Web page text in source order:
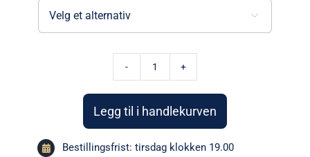

loff
|
Fast
levering
Legg til i handlekurven
Bestillingsfrist: tirsdag klokken 19.00